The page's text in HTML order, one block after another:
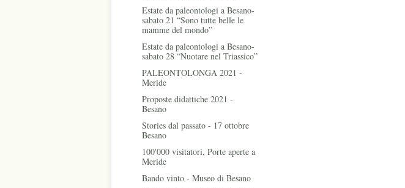
Estate da paleontologi a Besano-
sabato 21 “Sono tutte belle le
mamme del mondo”
Estate da paleontologi a Besano-
sabato 28 “Nuotare nel Triassico”
PALEONTOLONGA 2021 -
Meride
Proposte didattiche 2021 -
Besano
Stories dal passato - 17 ottobre
Besano
100'000 visitatori, Porte aperte a
Meride
Bando vinto - Museo di Besano